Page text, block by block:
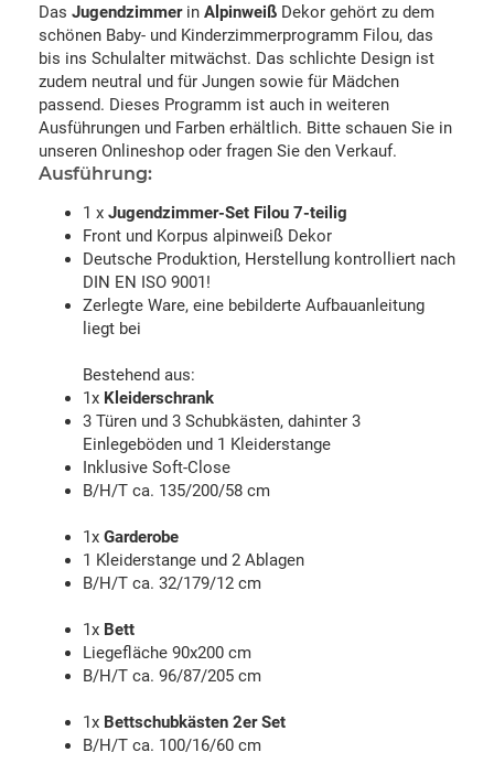
Das Jugendzimmerin Alpinweiß Dekor gehört zu dem
schönen Baby- und Kinderzimmerprogramm Filou, das
bis ins Schulalter mitwächst. Das schlichte Design ist
zudem neutral und für Jungen sowie für Mädchen
passend. Dieses Programm ist auch in weiteren
Ausführungen und Farben erhältlich. Bitte schauen Sie in
unseren Onlineshop oder fragen Sie den Verkauf.
Ausführung:
1 x Jugendzimmer-Set Filou 7-teilig
Front und Korpus alpinweiß Dekor
Deutsche Produktion, Herstellung kontrolliert nach
DIN EN ISO 9001!
Zerlegte Ware, eine bebilderte Aufbauanleitung
liegt bei
Bestehend aus:
1x Kleiderschrank
3 Türen und 3 Schubkästen, dahinter 3
Einlegeböden und 1 Kleiderstange
Inklusive Soft-Close
B/H/T ca. 135/200/58 cm
1x Garderobe
1 Kleiderstange und 2 Ablagen
B/H/T ca. 32/179/12 cm
1x Bett
Liegefläche 90x200 cm
B/H/T ca. 96/87/205 cm
1x Bettschubkästen 2er Set
B/H/T ca. 100/16/60 cm